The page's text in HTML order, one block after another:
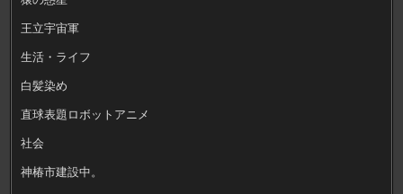
王立宇宙軍
生活・ライフ
白髪染め
直球表題ロボットアニメ
社会
神椿市建設中。